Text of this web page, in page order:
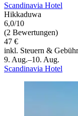
Scandinavia Hotel
Hikkaduwa
6,0/10
(2 Bewertungen)
47 €
inkl. Steuern &
9. Aug.–10. Aug.
Scandinavia Hotel